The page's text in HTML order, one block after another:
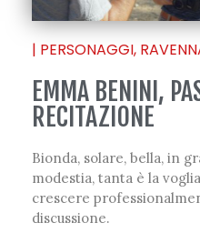
| PERSONAGGI,
EMMA BENINI,
RECITAZIONE
Bionda, solare, bella, in
modestia, tanta è la
crescere
discussione.